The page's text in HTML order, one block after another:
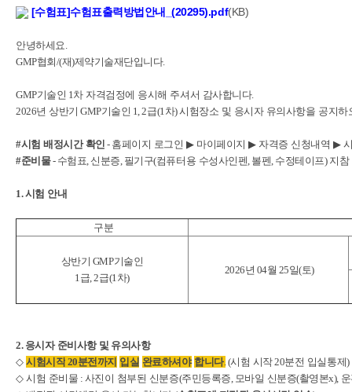
[수험표]수험표출력방법안내_(20295).pdf(KB)
안녕하세요.
GMP협회/(재)제약기술재단입니다.
GMP기술인 1차 자격검정에 응시해 주셔서 감사합니다.
2026년 상반기 GMP기술인 1, 2급(1차)시험장소 및 응시자 유의사항을 공지하
#시험 배정시간 확인 - 홈페이지 로그인 ▶ 마이페이지 ▶ 자격증 신청내역 ▶
#준비물- 수험표, 신분증, 필기구(컴퓨터용 수성사인펜, 볼펜, 수정테이프) 지참
1. 시험 안내
구분
상반기 GMP기술인
1급, 2급(1차)
2026년 04월 25일(토)
2. 응시자 준비사항 및 유의사항
◇ 시험시작 20분전까지 입실 완료하셔야 합니다.(시험 시작20분전 입실통제)
◇ 시험 준비물 : 사진이 첨부된 신분증(주민등록증, 모바일 신분증(촬영본x),